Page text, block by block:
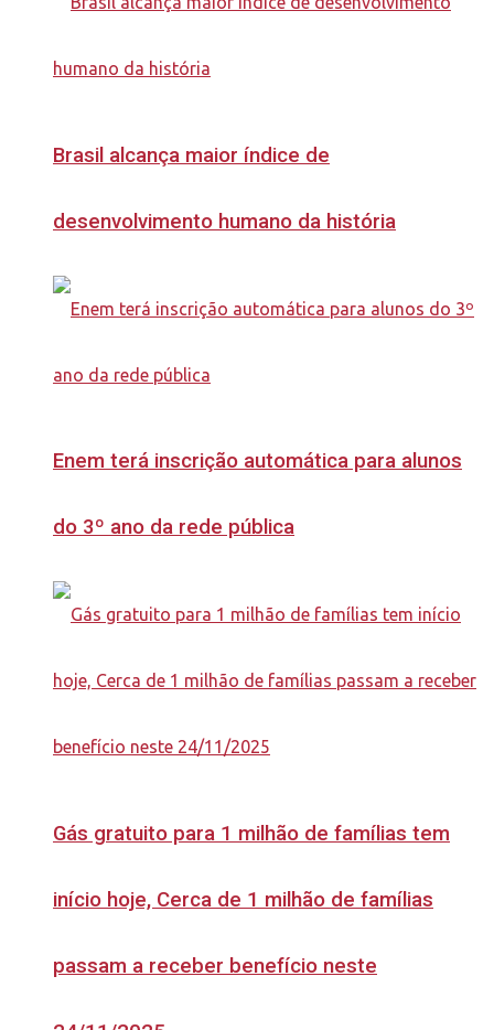
Brasil alcança maior índice de
desenvolvimento humano da história
Enem terá inscrição automática para alunos
do 3º ano da rede pública
Gás gratuito para 1 milhão de famílias tem
início hoje, Cerca de 1 milhão de famílias
passam a receber benefício neste